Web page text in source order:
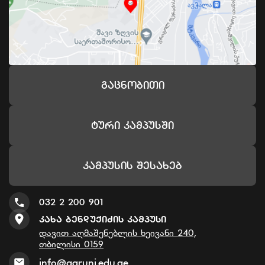
Გაცნობითი
Ტური Კამპუსში
Კამპუსის Შესახებ
032 2 200 901
Კახა Ბენდუქიძის Კამპუსი
დავით აღმაშენებლის ხეივანი 240,
თბილისი 0159
info@agruni.edu.ge